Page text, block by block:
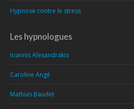
Hypnose contre le stress
Les hypnologues
Ioannis Alexandrakis
Caroline Angé
Mathias Baudet